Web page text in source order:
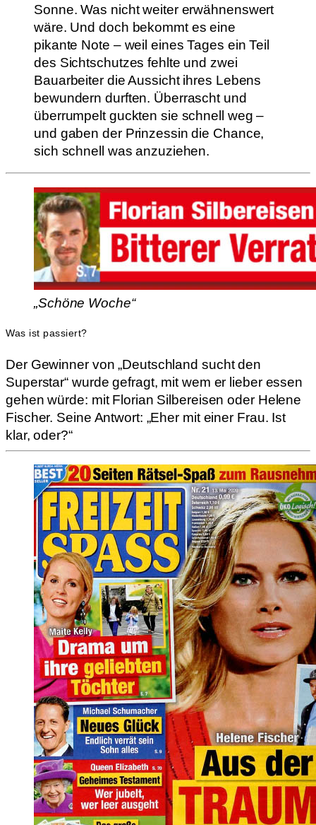
Sonne. Was nicht weiter erwähnenswert
wäre. Und doch bekommt es eine
pikante Note – weil eines Tages ein Teil
des Sichtschutzes fehlte und zwei
Bauarbeiter die Aussicht ihres Lebens
bewundern durften. Überrascht und
überrumpelt guckten sie schnell weg –
und gaben der Prinzessin die Chance,
sich schnell was anzuziehen.
„Schöne Woche“
Was ist passiert?
Der Gewinner von „Deutschland sucht den
Superstar“ wurde gefragt, mit wem er lieber essen
gehen würde: mit Florian Silbereisen oder Helene
Fischer. Seine Antwort: „Eher mit einer Frau. Ist
klar, oder?“